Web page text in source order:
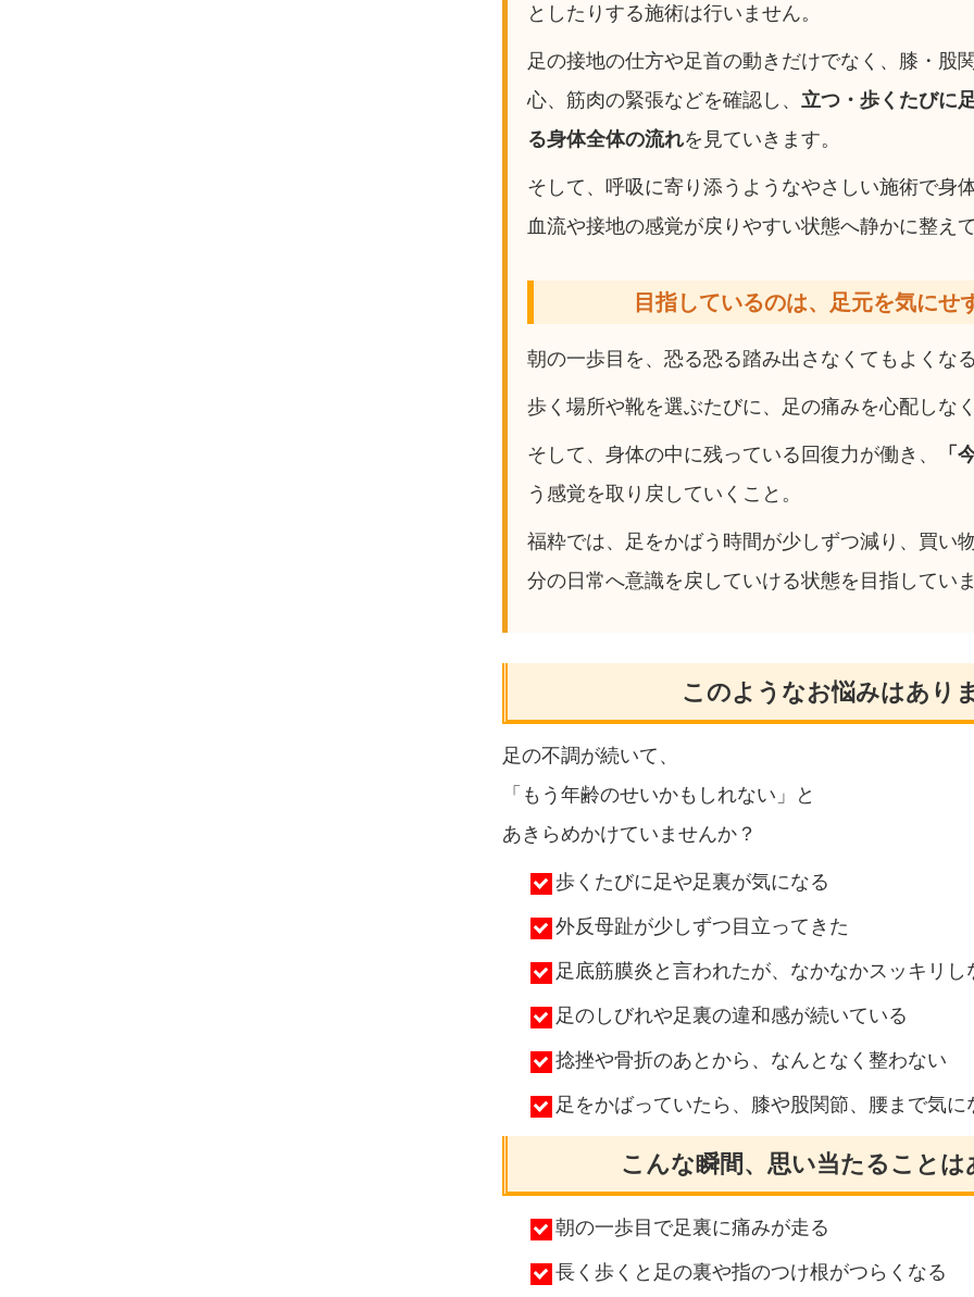
としたりする施術は行いません。
足の接地の仕方や足首の動きだけでなく、膝・股
心、筋肉の緊張などを確認し、 立つ・歩くたびに
る身体全体の流れを見ていきます。
そして、呼吸に寄り添うようなやさしい施術で身
血流や接地の感覚が戻りやすい状態へ静かに整え
目指しているのは、足元を気にせ
朝の一歩目を、恐る恐る踏み出さなくてもよくなる
歩く場所や靴を選ぶたびに、足の痛みを心配しな
そして、身体の中に残っている回復力が働き、 「
う感覚を取り戻していくこと。
福粋では、足をかばう時間が少しずつ減り、買い
分の日常へ意識を戻していける状態を目指していま
このようなお悩みはあり
足の不調が続いて、
「もう年齢のせいかもしれない」と
あきらめかけていませんか？
歩くたびに足や足裏が気になる
外反母趾が少しずつ目立ってきた
足底筋膜炎と言われたが、なかなかスッキリし
足のしびれや足裏の違和感が続いている
捻挫や骨折のあとから、なんとなく整わない
足をかばっていたら、膝や股関節、腰まで気に
こんな瞬間、思い当たることは
朝の一歩目で足裏に痛みが走る
長く歩くと足の裏や指のつけ根がつらくなる